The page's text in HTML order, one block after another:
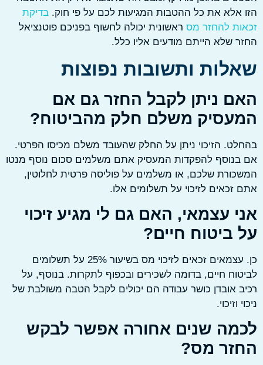
אלא את כל ההטבות המגיעות לכם על פי חוק. בדיקת
להחזר מסראשונית יכולה לחשוף בפניכם פוטנציאל
שלא הייתם מודעים אליו כלל.
ותשובות נפוצות
ניתן לקבל החזר גם אם
משלם חלק מהביטוח?
הזיכוי ניתן על החלק שהעובד משלם מכיסו הפרטי.
להפקדות המעסיק אתם משלמים סכום נוסף מנטו
שלכם, או משלמים על פוליסה פרטית לחלוטין,
זכאים לזיכוי על תשלומים אלו.
עצמאי, האם גם לי מגיע זיכוי
ביטוח חיים?
כן. עצמאים זכאים לזיכוי מס בשיעור 25% על תשלומים
חיים, בדומה לשכירים ובכפוף לתקרות. בנוסף, על
אובדן כושר עבודה הם יכולים לקבל הטבה משולבת של
שנים אחורה אפשר לבקש
מס?